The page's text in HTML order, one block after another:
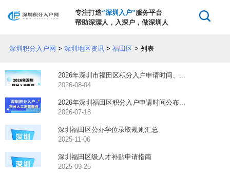
专注打造“深圳入户”服务平台
帮助深漂人，入深户，做深圳人
深圳积分入户网 > 深圳地区资讯> 福田区 > 列表
2026年深圳市福田区积分入户申请时间、...
2026-08-04
2026年深圳福田区积分入户申请时间公布...
2026-07-18
深圳福田区公办学位录取规则汇总
2025-11-06
深圳福田区级人才补贴申请指南
2025-09-25